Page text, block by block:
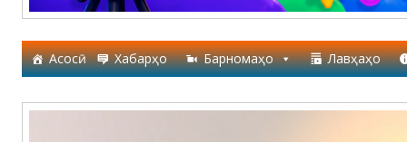
Асосӣ Хабарҳо Барномаҳо Лавҳаҳо